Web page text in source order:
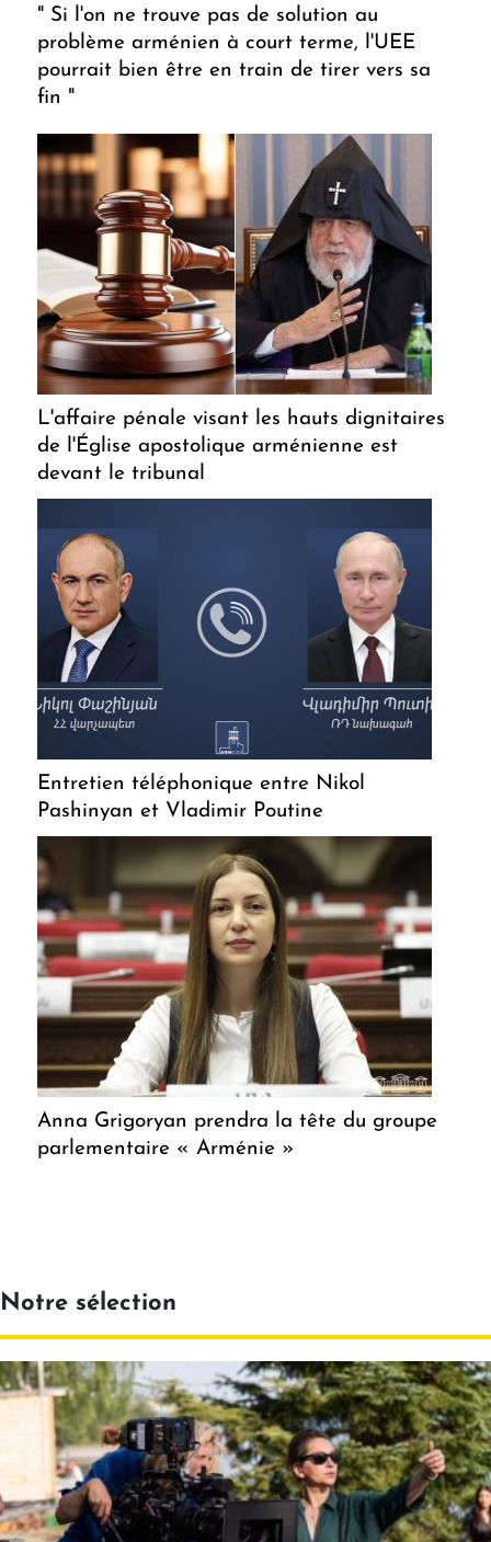
" Si l'on ne trouve pas de solution au
problème arménien à court terme, l'UEE
pourrait bien être en train de tirer vers sa
fin "
L'affaire pénale visant les hauts dignitaires
de l'Église apostolique arménienne est
devant le tribunal
Entretien téléphonique entre Nikol
Pashinyan et Vladimir Poutine
Anna Grigoryan prendra la tête du groupe
parlementaire « Arménie »
Notre sélection